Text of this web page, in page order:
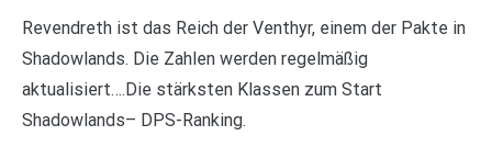
Revendreth ist das Reich der Venthyr, einem der Pakte in
Shadowlands. Die Zahlen werden regelmäßig
aktualisiert….Die stärksten Klassen zum Start
Shadowlands– DPS-Ranking.